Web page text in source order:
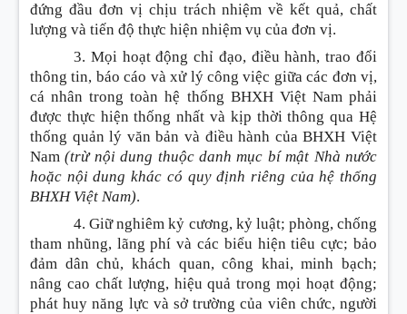
đứng đầu đơn vị chịu trách nhiệm về kết quả, chất
lượng và tiến độ thực hiện nhiệm vụ của đơn vị.
3. Mọi hoạt động chỉ đạo, điều hành, trao đổi
thông tin, báo cáo và xử lý công việc giữa các đơn vị,
cá nhân trong toàn hệ thống BHXH Việt Nam phải
được thực hiện thống nhất và kịp thời thông qua Hệ
thống quản lý văn bản và điều hành của BHXH Việt
Nam(trừ nội dung thuộc danh mục bí mật Nhà nước
hoặc nội dung khác có quy định riêng của hệ thống
BHXH Việt Nam).
4. Giữ nghiêm kỷ cương, kỷ luật; phòng, chống
tham nhũng, lãng phí và các biểu hiện tiêu cực; bảo
đảm dân chủ, khách quan, công khai, minh bạch;
nâng cao chất lượng, hiệu quả trong mọi hoạt động;
phát huy năng lực và sở trường của viên chức, người